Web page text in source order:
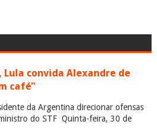
convida Alexandre de
café"
da Argentina direcionar ofensas
do STF Quinta-feira, 30 de